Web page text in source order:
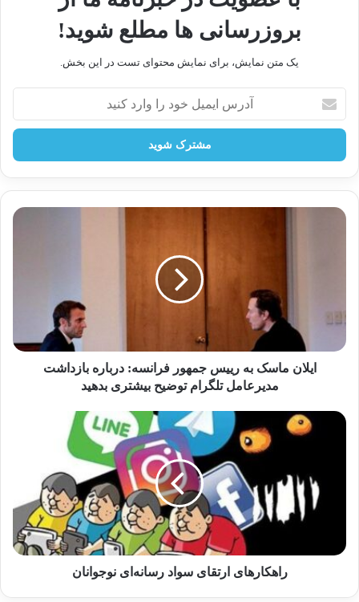
بروزرسانی ها مطلع شوید!
یک متن نمایش، برای نمایش محتوای تست در این بخش.
ایمیل
خود
وارد
کنید
ایلان ماسک به رییس جمهور فرانسه: درباره بازداشت
مدیرعامل تلگرام توضیح بیشتری بدهید
راهکارهای ارتقای سواد رسانه‌ای نوجوانان